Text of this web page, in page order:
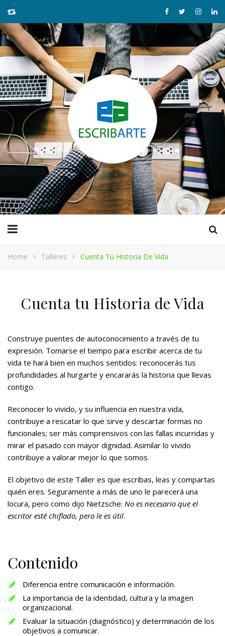
Home Talleres Cuenta Tu Historia De Vida
Cuenta tu Historia de Vida
Construye puentes de autoconocimiento a través de tu
expresión. Tomarse el tiempo para escribir acerca de tu
vida te hará bien en muchos sentidos: reconocerás tus
profundidades al hurgarte y encararás la historia que llevas
contigo.
Reconocer lo vivido, y su influencia en nuestra vida,
contribuye a rescatar lo que sirve y descartar formas no
funcionales; ser más comprensivos con las fallas incurridas y
mirar el pasado con mayor dignidad. Asimilar lo vivido
contribuye a valorar mejor lo que somos.
El objetivo de este Taller es que escribas, leas y compartas
quién eres. Seguramente a más de uno le parecerá una
locura, pero como dijo Nietzsche: No es necesario que el
escritor esté chiflado, pero le es útil.
Contenido
Diferencia entre comunicación e información.
La importancia de la identidad, cultura y la imagen
organizacional.
Evaluar la situación (diagnóstico) y determinación de los
objetivos a comunicar.